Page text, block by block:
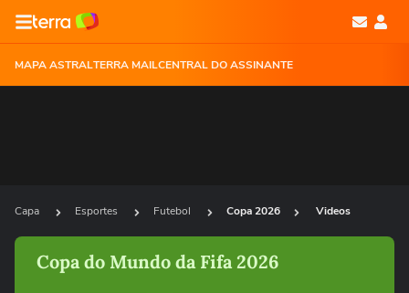
MAPA ASTRALTERRA MAILCENTRAL DO ASSINANTE
Capa Esportes Futebol Copa 2026 Videos
Copa do Mundo da Fifa 2026